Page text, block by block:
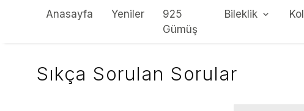
Anasayfa Yeniler
925
Gümüş
Bileklik
Sıkça Sorulan Sorular